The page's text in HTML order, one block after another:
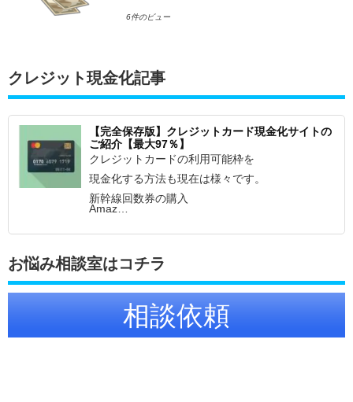
6件のビュー
クレジット現金化記事
【完全保存版】クレジットカード現金化サイトの
ご紹介【最大97％】
クレジットカードの利用可能枠を
現金化する方法も現在は様々です。
新幹線回数券の購入
Amaz…
お悩み相談室はコチラ
相談依頼